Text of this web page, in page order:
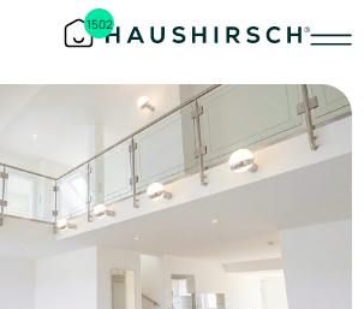
1502